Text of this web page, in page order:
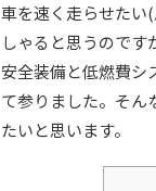
車を速く走らせたい
しゃると思うので
安全装備と低燃費シ
て参りました。そん
たいと思います。